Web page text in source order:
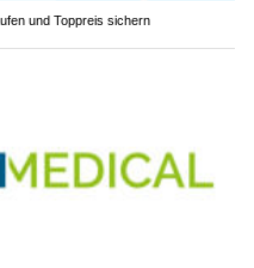
und Toppreis sichern